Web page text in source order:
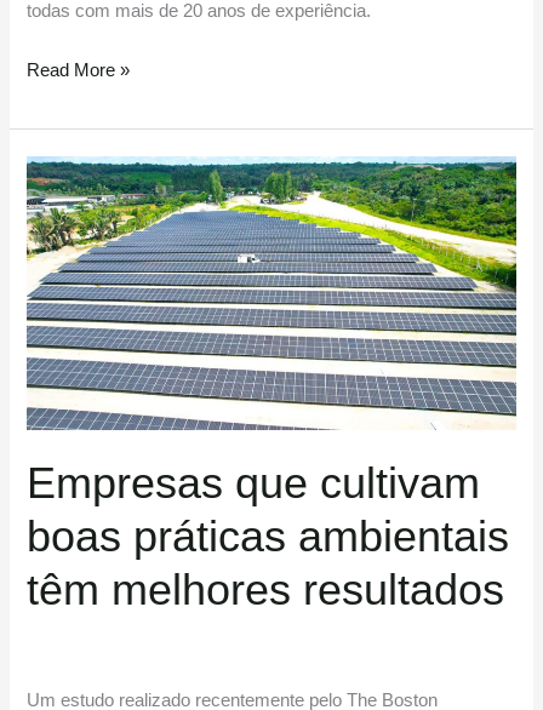
todas com mais de 20 anos de experiência.
Read More »
Empresas que cultivam
boas práticas ambientais
têm melhores resultados
Um estudo realizado recentemente pelo The Boston
Empresas
que
cultivam
boas
práticas
ambientais
têm
resultados